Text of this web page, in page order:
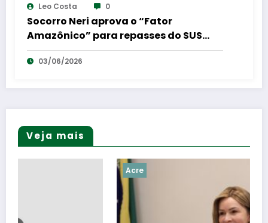
Leo Costa 0
Socorro Neri aprova o “Fator
Amazônico” para repasses do SUS
para a região Norte
03/06/2026
Veja mais